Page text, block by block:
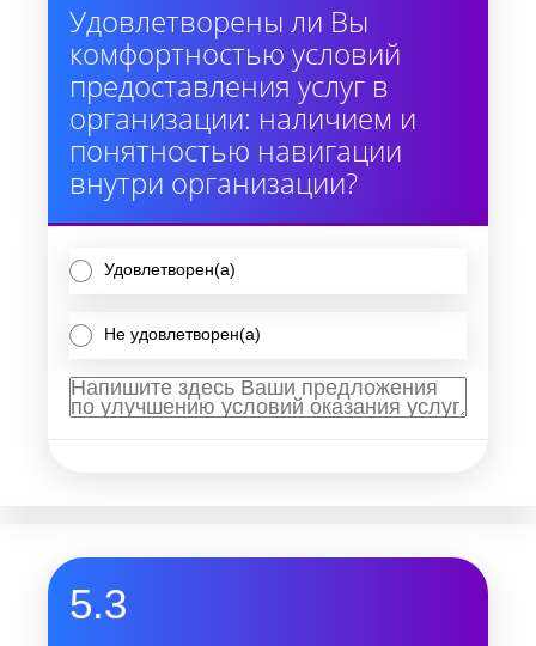
Удовлетворены ли Вы
комфортностью условий
предоставления услуг в
организации: наличием и
понятностью навигации
внутри организации?
Удовлетворен(а)
Не удовлетворен(а)
5.3